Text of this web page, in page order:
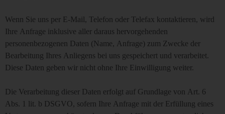
Wenn Sie uns per E-Mail, Telefon oder Telefax kontaktieren, wird
Ihre Anfrage inklusive aller daraus hervorgehenden
personenbezogenen Daten (Name, Anfrage) zum Zwecke der
Bearbeitung Ihres Anliegens bei uns gespeichert und verarbeitet.
Diese Daten geben wir nicht ohne Ihre Einwilligung weiter.
Die Verarbeitung dieser Daten erfolgt auf Grundlage von Art. 6
Abs. 1 lit. b DSGVO, sofern Ihre Anfrage mit der Erfüllung eines